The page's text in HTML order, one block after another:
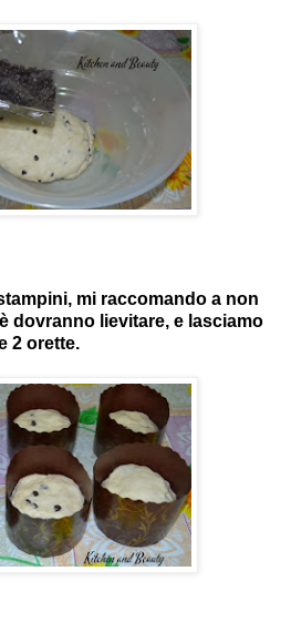
mi raccomando a non
dovranno lievitare, e lasciamo
2 orette.